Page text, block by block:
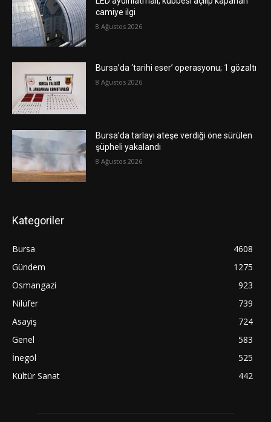
camiye ilgi
8 Ağustos 2026
Bursa’da ‘tarihi eser’ operasyonu; 1 gözaltı
8 Ağustos 2026
Bursa’da tarlayı ateşe verdiği öne sürülen
şüpheli yakalandı
8 Ağustos 2026
Kategoriler
Bursa
4608
Gündem
1275
Osmangazi
923
Nilüfer
739
Asayiş
724
Genel
583
İnegöl
525
Kültür Sanat
442